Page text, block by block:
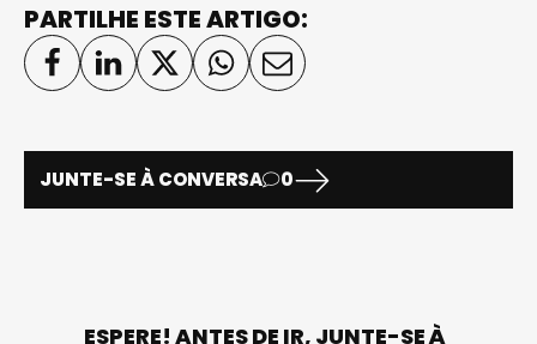
PARTILHE ESTE ARTIGO:
JUNTE-SE À CONVERSA 0
ESPERE! ANTES DE IR, JUNTE-SE À